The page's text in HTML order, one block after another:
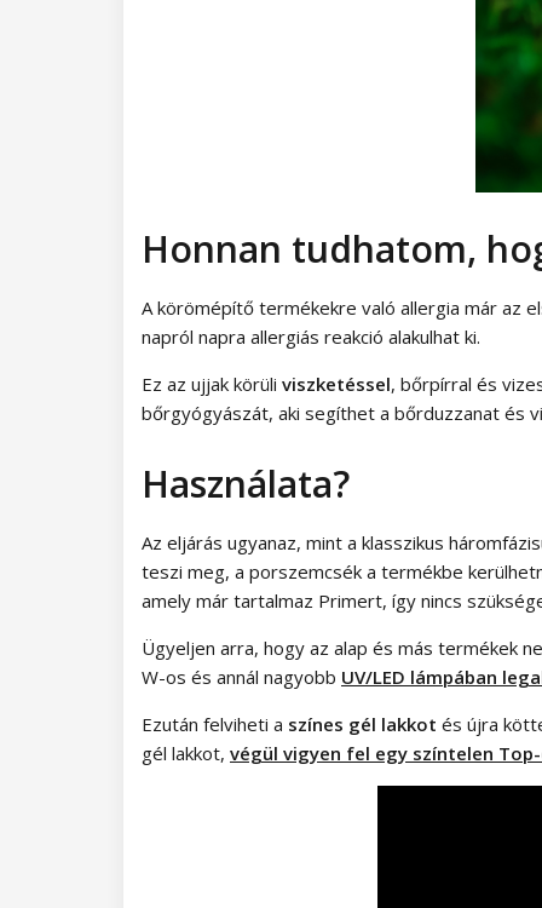
Honnan tudhatom,
A körömépítő termékekre való allergia már az
napról napra allergiás reakció alakulhat ki.
Ez az ujjak körüli viszketéssel, bőrpírral és
bőrgyógyászát, aki segíthet a bőrduzzanat és
Használata?
Az eljárás ugyanaz, mint a klasszikus
teszi meg, a porszemcsék a termékbe
amely már tartalmaz Primert, így nincs
Ügyeljen arra, hogy az alap és más termékek
W-os és annál nagyobb UV/LED lámpában
Ezután felviheti a színes gél lakkot és újra
gél lakkot, végül vigyen fel egy színtelen